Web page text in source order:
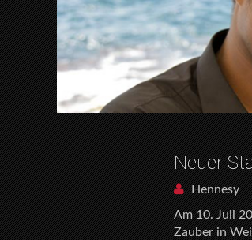
Neuer
Hennesy
Am 10. Juli
Zauber in